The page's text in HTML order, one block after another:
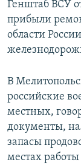
Генштаб ВСУ
прибыли
области
В
российские
местных,
документы,
запасы
местах